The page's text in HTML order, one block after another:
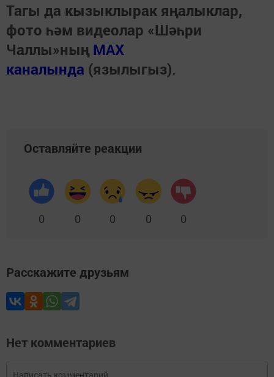
Тагы да кызыклырак яңалыклар,
фото һәм видеолар «Шәһри
Чаллы»ның MAX
каналында (язылыгыз).
Оставляйте реакции
0 0 0 0 0
Расскажите друзьям
Нет комментариев